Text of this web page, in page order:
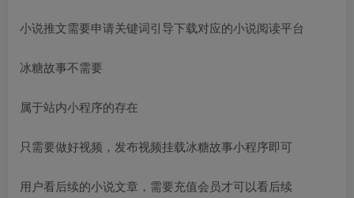
小说推文需要申请关键词引导下载对应的小说阅读平台
冰糖故事不需要
属于站内小程序的存在
只需要做好视频，发布视频挂载冰糖故事小程序即可
用户看后续的小说文章，需要充值会员才可以看后续